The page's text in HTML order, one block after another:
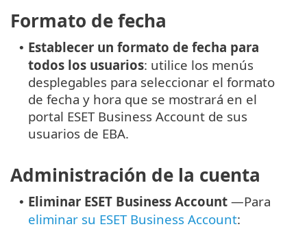
Formato de fecha
• Establecer un formato de fecha para
todos los usuarios: utilice los menús
desplegables para seleccionar el formato
de fecha y hora que se mostrará en el
portal ESET Business Account de sus
usuarios de EBA.
Administración de la cuenta
• Eliminar ESET Business Account —Para
eliminar su ESET Business Account: